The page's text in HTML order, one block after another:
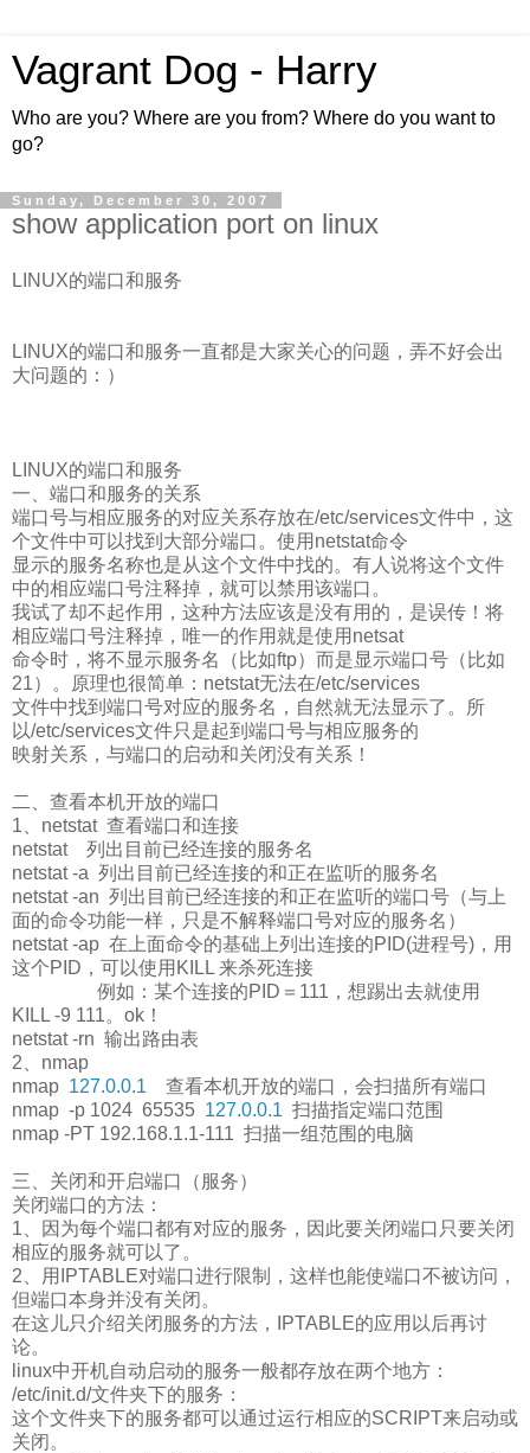
Vagrant Dog - Harry
Who are you? Where are you from? Where do you want to
go?
Sunday, December 30, 2007
show application port on linux
LINUX的端口和服务
LINUX的端口和服务一直都是大家关心的问题，弄不好会出
大问题的：）
LINUX的端口和服务
一、端口和服务的关系
端口号与相应服务的对应关系存放在/etc/services文件中，这
个文件中可以找到大部分端口。使用netstat命令
显示的服务名称也是从这个文件中找的。有人说将这个文件
中的相应端口号注释掉，就可以禁用该端口。
我试了却不起作用，这种方法应该是没有用的，是误传！将
相应端口号注释掉，唯一的作用就是使用netsat
命令时，将不显示服务名（比如ftp）而是显示端口号（比如
21）。原理也很简单：netstat无法在/etc/services
文件中找到端口号对应的服务名，自然就无法显示了。所
以/etc/services文件只是起到端口号与相应服务的
映射关系，与端口的启动和关闭没有关系！
二、查看本机开放的端口
1、netstat 查看端口和连接
netstat 列出目前已经连接的服务名
netstat -a 列出目前已经连接的和正在监听的服务名
netstat -an 列出目前已经连接的和正在监听的端口号（与上
面的命令功能一样，只是不解释端口号对应的服务名）
netstat -ap 在上面命令的基础上列出连接的PID(进程号)，用
这个PID，可以使用KILL 来杀死连接
例如：某个连接的PID＝111，想踢出去就使用
KILL -9 111。ok！
netstat -rn 输出路由表
2、nmap
nmap 127.0.0.1 查看本机开放的端口，会扫描所有端口
nmap -p 1024 65535 127.0.0.1 扫描指定端口范围
nmap -PT 192.168.1.1-111 扫描一组范围的电脑
三、关闭和开启端口（服务）
关闭端口的方法：
1、因为每个端口都有对应的服务，因此要关闭端口只要关闭
相应的服务就可以了。
2、用IPTABLE对端口进行限制，这样也能使端口不被访问，
但端口本身并没有关闭。
在这儿只介绍关闭服务的方法，IPTABLE的应用以后再讨
论。
linux中开机自动启动的服务一般都存放在两个地方：
/etc/init.d/文件夹下的服务：
这个文件夹下的服务都可以通过运行相应的SCRIPT来启动或
关闭。